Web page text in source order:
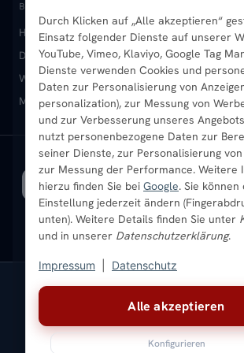
Alle akzeptieren
Konfigurieren
Durch Klicken auf „Alle akzeptieren“
Einsatz folgender Dienste auf unserer
YouTube, Vimeo, Klaviyo, Google Tag
Dienste verwenden Cookies und
Daten zur Personalisierung von
personalization), zur Messung von
und zur Verbesserung unseres
nutzt personenbezogene Daten zur
seiner Dienste, zur Personalisierung
zur Messung der Performance. Weitere
hierzu finden Sie bei Google. Sie können
Einstellung jederzeit ändern
unten). Weitere Details finden Sie unter
und in unserer Datenschutzerklärung.
Impressum Datenschutz
Vertikal-Heizkörper
Heizkörper-Zubehör
Garantie & Gewährleistung
Montageservice vor Ort
Sendung verfolgen
B2B-Kunden
Karriere
Ratgeber
Bestpreisgarantie
Merkliste
Newsletter
Aktuelle Angebote
BELIEBTE KATEGORIEN
Heizkörper kaufenBadheizkörper
Design-HeizkörperPaneelheizkörperVertikal-
Wandheizkörper Wohnraum-Heizkörper
Mischbetrieb-HeizkörperHeizkörper-Zubehör
* Alle Preise inkl. gesetzlicher USt. |
Impressum AGBWiderrufsbelehrung